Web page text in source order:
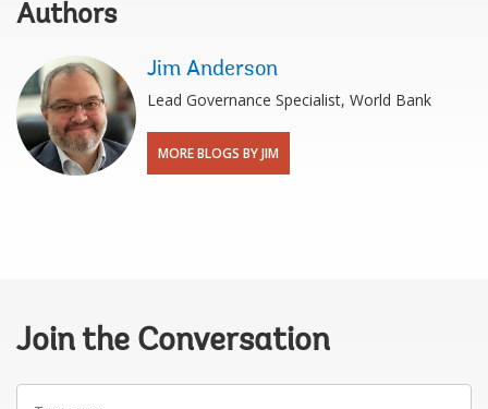
Authors
Jim Anderson
Lead Governance Specialist, World Bank
MORE BLOGS BY JIM
Join the Conversation